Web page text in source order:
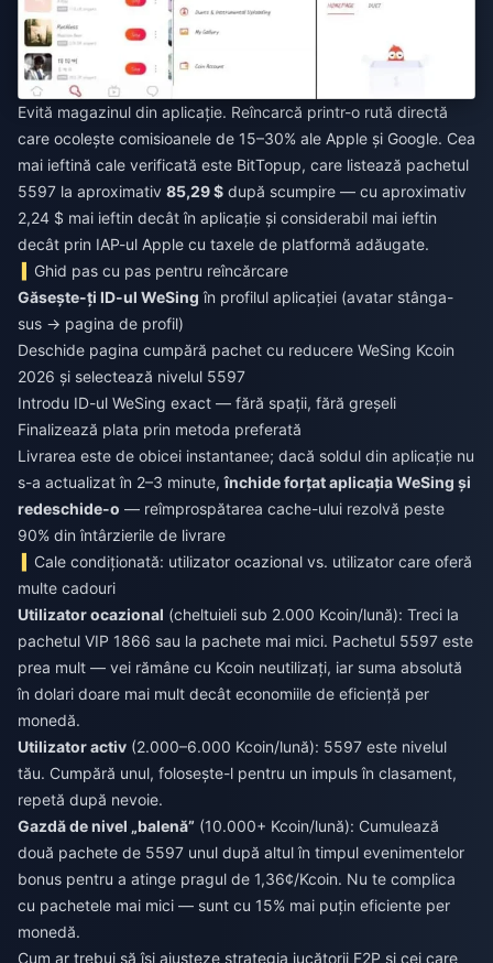
Evită magazinul din aplicație. Reîncarcă printr-o rută directă
care ocolește comisioanele de 15–30% ale Apple și Google. Cea
mai ieftină cale verificată este BitTopup, care listează pachetul
5597 la aproximativ 85,29 $ după scumpire — cu aproximativ
2,24 $ mai ieftin decât în aplicație și considerabil mai ieftin
decât prin IAP-ul Apple cu taxele de platformă adăugate.
Ghid pas cu pas pentru reîncărcare
Găsește-ți ID-ul WeSing în profilul aplicației (avatar stânga-
sus → pagina de profil)
Deschide pagina cumpără pachet cu reducere WeSing Kcoin
2026 și selectează nivelul 5597
Introdu ID-ul WeSing exact — fără spații, fără greșeli
Finalizează plata prin metoda preferată
Livrarea este de obicei instantanee; dacă soldul din aplicație nu
s-a actualizat în 2–3 minute,închide forțat aplicația WeSing și
redeschide-o — reîmprospătarea cache-ului rezolvă peste
90% din întârzierile de livrare
Cale condiționată: utilizator ocazional vs. utilizator care oferă
multe cadouri
Utilizator ocazional (cheltuieli sub 2.000 Kcoin/lună): Treci la
pachetul VIP 1866 sau la pachete mai mici. Pachetul 5597 este
prea mult — vei rămâne cu Kcoin neutilizați, iar suma absolută
în dolari doare mai mult decât economiile de eficiență per
monedă.
Utilizator activ (2.000–6.000 Kcoin/lună): 5597 este nivelul
tău. Cumpără unul, folosește-l pentru un impuls în clasament,
repetă după nevoie.
Gazdă de nivel „balenă” (10.000+ Kcoin/lună): Cumulează
două pachete de 5597 unul după altul în timpul evenimentelor
bonus pentru a atinge pragul de 1,36¢/Kcoin. Nu te complica
cu pachetele mai mici — sunt cu 15% mai puțin eficiente per
monedă.
Cum ar trebui să își ajusteze strategia jucătorii F2P și cei care